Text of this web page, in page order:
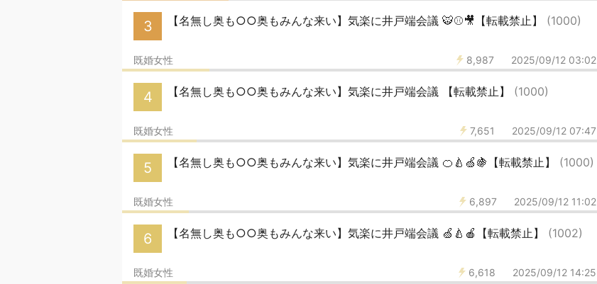
3 【名無し奥も○○奥もみんな来い】気楽に井戸端会議 🐯⚾️🎥【転載禁止】 (1000)
8,987 2025/09/12 03:02
既婚女性
4 【名無し奥も○○奥もみんな来い】気楽に井戸端会議 【転載禁止】 (1000)
7,651 2025/09/12 07:47
既婚女性
5 【名無し奥も○○奥もみんな来い】気楽に井戸端会議 🍊🍐🍏🍇【転載禁止】 (1000)
6,897 2025/09/12 11:02
既婚女性
6 【名無し奥も○○奥もみんな来い】気楽に井戸端会議 🍏🍐🍎【転載禁止】 (1002)
6,618 2025/09/12 14:25
既婚女性